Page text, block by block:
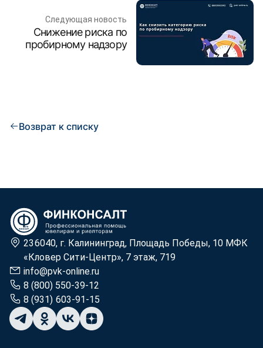
Следующая новость
Снижение риска по
пробирному надзору
Возврат к списку
236040, г. Калининград, Площадь Победы, 10 МФК
«Кловер Сити-Центр», 7 этаж, 719
info@pvk-online.ru
8 (800) 550-39-12
8 (931) 603-91-15